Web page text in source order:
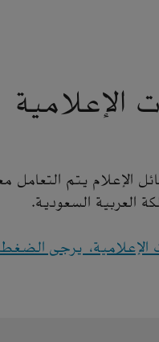
الإعلامية
الإعلام يتم التعامل
العربية السعودية.
الإعلامية، يرجى